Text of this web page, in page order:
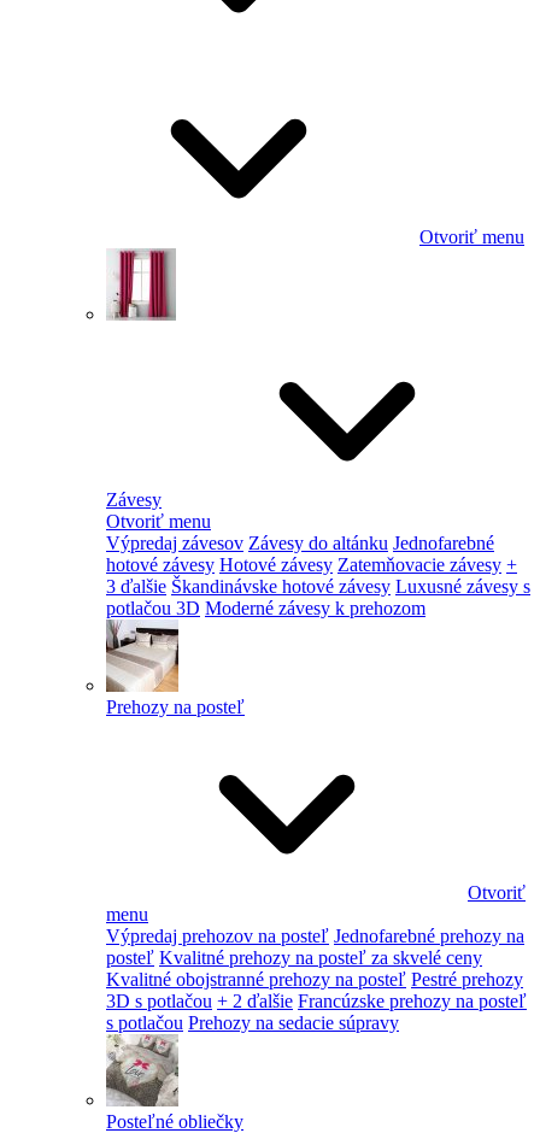
Otvoriť menu
Závesy
Otvoriť menu
Výpredaj závesov Závesy do altánku Jednofarebné
hotové závesy Hotové závesy Zatemňovacie závesy +
3 ďalšie Škandinávske hotové závesy Luxusné závesy s
potlačou 3D Moderné závesy k prehozom
Prehozy na posteľ
Otvoriť
menu
Výpredaj prehozov na posteľ Jednofarebné prehozy na
posteľ Kvalitné prehozy na posteľ za skvelé ceny
Kvalitné obojstranné prehozy na posteľ Pestré prehozy
3D s potlačou + 2 ďalšie Francúzske prehozy na posteľ
s potlačou Prehozy na sedacie súpravy
Posteľné obliečky